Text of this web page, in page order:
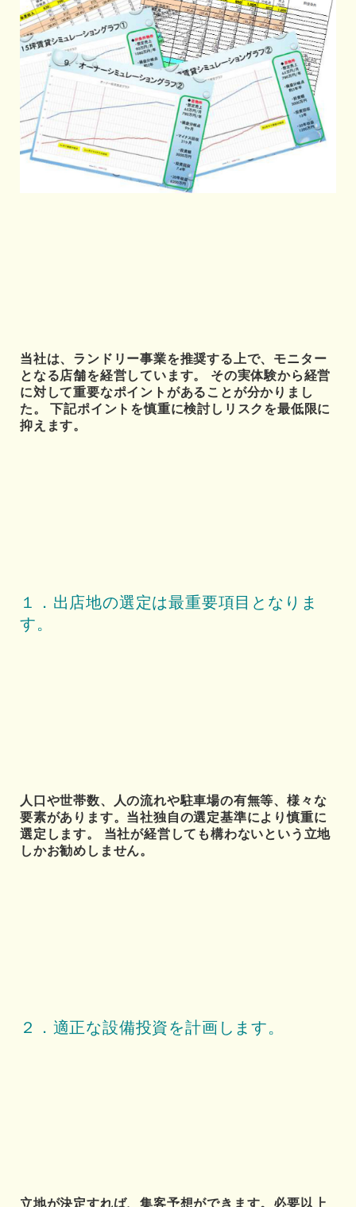
当社は、ランドリー事業を推奨する上で、モニター
となる店舗を経営しています。 その実体験から経営
に対して重要なポイントがあることが分かりまし
た。 下記ポイントを慎重に検討しリスクを最低限に
抑えます。
１．出店地の選定は最重要項目となりま
す。
人口や世帯数、人の流れや駐車場の有無等、様々な
要素があります。当社独自の選定基準により慎重に
選定します。 当社が経営しても構わないという立地
しかお勧めしません。
２．適正な設備投資を計画します。
立地が決定すれば、集客予想ができます。必要以上